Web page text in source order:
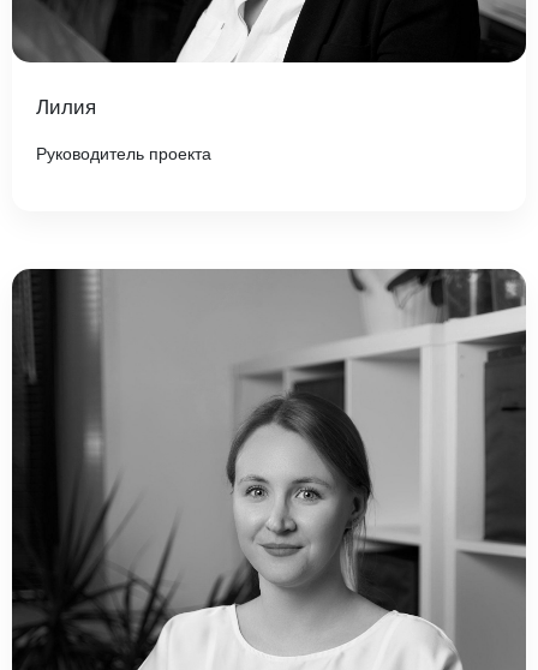
Лилия
Руководитель проекта